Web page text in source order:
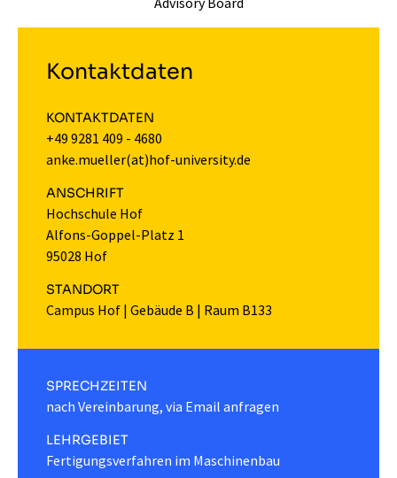
Kontaktdaten
KONTAKTDATEN
+49 9281 409 - 4680
anke.mueller(at)hof-university.de
ANSCHRIFT
Hochschule Hof
Alfons-Goppel-Platz 1
95028 Hof
STANDORT
Campus Hof | Gebäude B | Raum B133
SPRECHZEITEN
nach Vereinbarung, via Email anfragen
LEHRGEBIET
Fertigungsverfahren im Maschinenbau